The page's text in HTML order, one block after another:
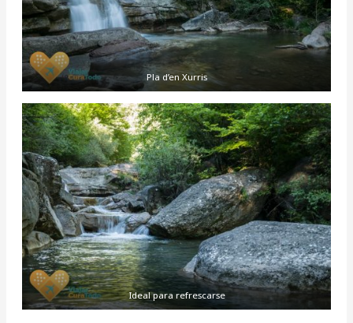
Pla d’en Xurris
Ideal para refrescarse